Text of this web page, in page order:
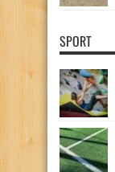
SPORT